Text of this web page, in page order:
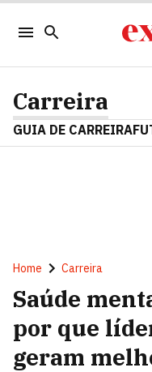
Carreira
GUIA DE CARREIRA
Home Carreira
Saúde
por que
geram